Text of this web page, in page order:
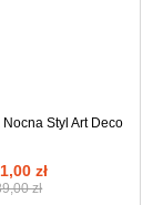
Styl Art Deco
zł
zł